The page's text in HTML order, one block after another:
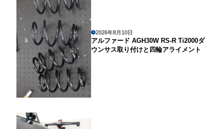
2026年8月10日
アルファード AGH30W RS-R Ti2000ダ
ウンサス取り付けと四輪アライメント